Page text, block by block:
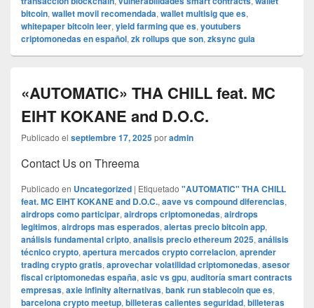
bitcoin, wallet movil recomendada, wallet multisig que es,
whitepaper bitcoin leer, yield farming que es, youtubers
criptomonedas en español, zk rollups que son, zksync guia
«AUTOMATIC» THA CHILL feat. MC
EIHT KOKANE and D.O.C.
Publicado el septiembre 17, 2025poradmin
Contact Us on Threema
Publicado en Uncategorized | Etiquetado "AUTOMATIC" THA CHILL
feat. MC EIHT KOKANE and D.O.C., aave vs compound diferencias,
airdrops como participar, airdrops criptomonedas, airdrops
legitimos, airdrops mas esperados, alertas precio bitcoin app,
análisis fundamental cripto, analisis precio ethereum 2025, análisis
técnico crypto, apertura mercados crypto correlacion, aprender
trading crypto gratis, aprovechar volatilidad criptomonedas, asesor
fiscal criptomonedas españa, asic vs gpu, auditoría smart contracts
empresas, axie infinity alternativas, bank run stablecoin que es,
barcelona crypto meetup, billeteras calientes seguridad, billeteras